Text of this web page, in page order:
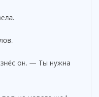
он. — Ты нужна